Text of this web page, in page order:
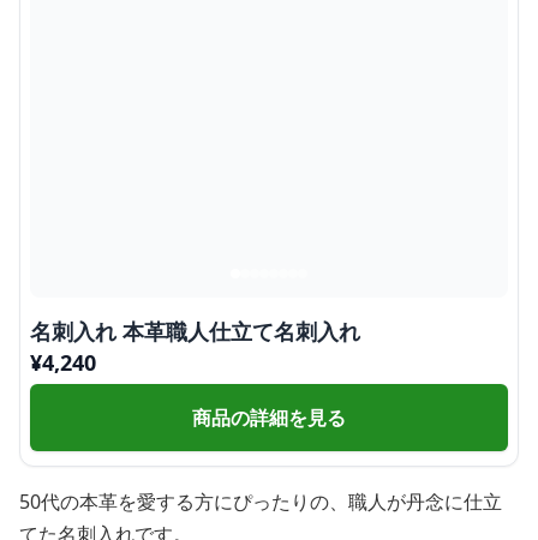
名刺入れ 本革職人仕立て名刺入れ
¥4,240
商品の詳細を見る
50代の本革を愛する方にぴったりの、職人が丹念に仕立
てた名刺入れです。